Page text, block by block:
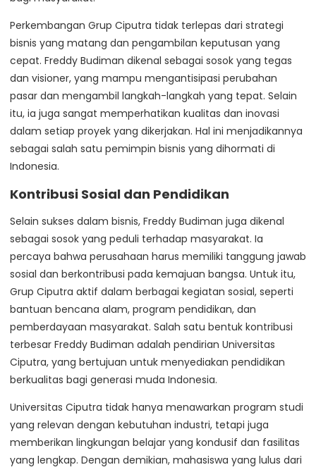
Perkembangan Grup Ciputra tidak terlepas dari strategi
bisnis yang matang dan pengambilan keputusan yang
cepat. Freddy Budiman dikenal sebagai sosok yang tegas
dan visioner, yang mampu mengantisipasi perubahan
pasar dan mengambil langkah-langkah yang tepat. Selain
itu, ia juga sangat memperhatikan kualitas dan inovasi
dalam setiap proyek yang dikerjakan. Hal ini menjadikannya
sebagai salah satu pemimpin bisnis yang dihormati di
Indonesia.
Kontribusi Sosial dan Pendidikan
Selain sukses dalam bisnis, Freddy Budiman juga dikenal
sebagai sosok yang peduli terhadap masyarakat. Ia
percaya bahwa perusahaan harus memiliki tanggung jawab
sosial dan berkontribusi pada kemajuan bangsa. Untuk itu,
Grup Ciputra aktif dalam berbagai kegiatan sosial, seperti
bantuan bencana alam, program pendidikan, dan
pemberdayaan masyarakat. Salah satu bentuk kontribusi
terbesar Freddy Budiman adalah pendirian Universitas
Ciputra, yang bertujuan untuk menyediakan pendidikan
berkualitas bagi generasi muda Indonesia.
Universitas Ciputra tidak hanya menawarkan program studi
yang relevan dengan kebutuhan industri, tetapi juga
memberikan lingkungan belajar yang kondusif dan fasilitas
yang lengkap. Dengan demikian, mahasiswa yang lulus dari